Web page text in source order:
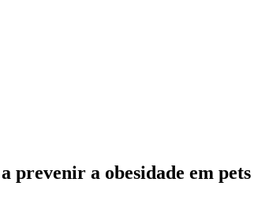
prevenir a obesidade em pets